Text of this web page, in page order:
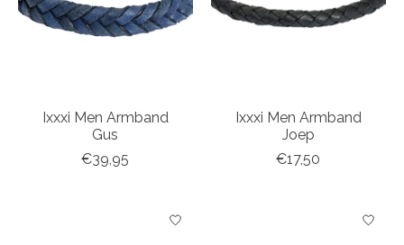
Ixxxi Men Armband
Gus
€39,95
Ixxxi Men Armband
Joep
€17,50